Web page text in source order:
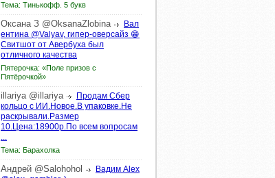
Тема: Тинькофф. 5 букв
Оксана З @OksanaZlobina
Вал
ентина @Valyav, гипер-оверсайз 😁
Свитшот от Авербуха был
отличного качества
Пятерочка: «Поле призов с
Пятёрочкой»
illariya @illariya
Продам Сбер
кольцо с ИИ.Новое.В упаковке.Не
раскрывали.Размер
10.Цена:18900р.По всем вопросам
...
Тема: Барахолка
Андрей @Salohohol
Вадим Alex